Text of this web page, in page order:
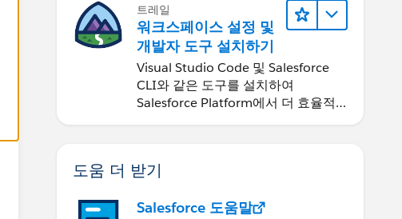
트레일
워크스페이스 설정 및
개발자 도구 설치하기
Visual Studio Code 및 Salesforce
CLI와 같은 도구를 설치하여
Salesforce Platform에서 더 효율적
도움 더 받기
Salesforce 도움말